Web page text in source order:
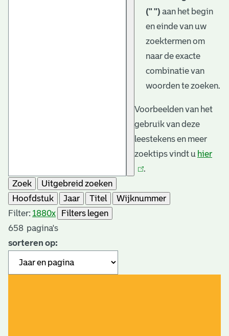
(" ") aan het begin
en einde van uw
zoektermen om
naar de exacte
combinatie van
woorden te zoeken.
Voorbeelden van het
gebruik van deze
leestekens en meer
zoektips vindt u hier
.
Zoek
Uitgebreid zoeken
Hoofdstuk
Jaar Titel
Wijknummer
Filter: 1880x
Filters legen
658 pagina's
sorteren op: